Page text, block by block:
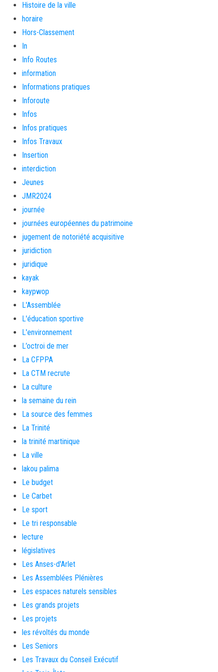
Histoire de la ville
horaire
Hors-Classement
In
Info Routes
information
Informations pratiques
Inforoute
Infos
Infos pratiques
Infos Travaux
Insertion
interdiction
Jeunes
JMR2024
journée
journées européennes du patrimoine
jugement de notoriété acquisitive
juridiction
juridique
kayak
kaypwop
L'Assemblée
L'éducation sportive
L'environnement
L’octroi de mer
La CFPPA
La CTM recrute
La culture
la semaine du rein
La source des femmes
La Trinité
la trinité martinique
La ville
lakou palima
Le budget
Le Carbet
Le sport
Le tri responsable
lecture
législatives
Les Anses-d'Arlet
Les Assemblées Plénières
Les espaces naturels sensibles
Les grands projets
Les projets
les révoltés du monde
Les Seniors
Les Travaux du Conseil Exécutif